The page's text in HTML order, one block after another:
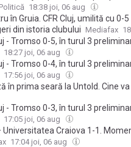
18:38 joi, 06 aug
în Gruia. CFR Cluj, umilită cu
din istoria clubului Mediafax
- Tromso 0-5, în turul 3
18:27 joi, 06 aug
- Tromso 0-4, în turul 3
17:56 joi, 06 aug
în prima seară la Untold. Cine
- Tromso 0-3, în turul 3
17:05 joi, 06 aug
Universitatea Craiova 1-1.
Seară de coșmar la Cluj. CFR
17:04 joi, 06 aug